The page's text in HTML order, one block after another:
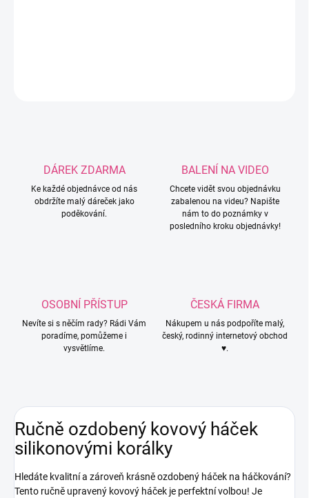
DÁREK ZDARMA
Ke každé objednávce od nás
obdržíte malý dáreček jako
poděkování.
BALENÍ NA VIDEO
Chcete vidět svou objednávku
zabalenou na videu? Napište
nám to do poznámky v
posledního kroku objednávky!
OSOBNÍ PŘÍSTUP
Nevíte si s něčím rady? Rádi Vám
poradíme, pomůžeme i
vysvětlíme.
ČESKÁ FIRMA
Nákupem u nás podpoříte malý,
český, rodinný internetový obchod
♥.
Ručně ozdobený kovový háček
silikonovými korálky
Hledáte kvalitní a zároveň krásně ozdobený háček na háčkování?
Tento ručně upravený kovový háček je perfektní volbou! Je